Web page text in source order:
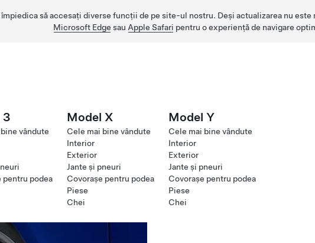
să accesați diverse funcții de pe site-ul nostru. Deși actualizarea nu este
Microsoft Edge sau Apple Safari pentru o experiență de navigare
3
vândute
pentru podea
Model X
Cele mai bine vândute
Interior
Exterior
Jante și pneuri
Covorașe pentru podea
Piese
Chei
Model Y
Cele mai bine vândute
Interior
Exterior
Jante și pneuri
Covorașe pentru podea
Piese
Chei